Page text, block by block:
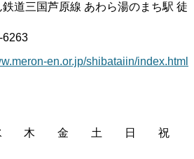
鉄道三国芦原線 あわら湯のまち駅 徒
6263
en.or.jp/shibataiin/index.html
木 金 土 日
祝